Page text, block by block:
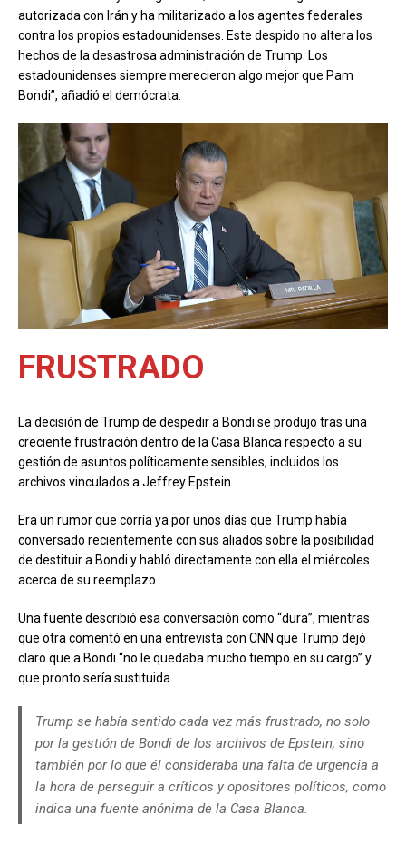
autorizada con Irán y ha militarizado a los agentes federales
contra los propios estadounidenses. Este despido no altera los
hechos de la desastrosa administración de Trump. Los
estadounidenses siempre merecieron algo mejor que Pam
Bondi”, añadió el demócrata.
FRUSTRADO
La decisión de Trump de despedir a Bondi se produjo tras una
creciente frustración dentro de la Casa Blanca respecto a su
gestión de asuntos políticamente sensibles, incluidos los
archivos vinculados a Jeffrey Epstein.
Era un rumor que corría ya por unos días que Trump había
conversado recientemente con sus aliados sobre la posibilidad
de destituir a Bondi y habló directamente con ella el miércoles
acerca de su reemplazo.
Una fuente describió esa conversación como “dura”, mientras
que otra comentó en una entrevista con CNN que Trump dejó
claro que a Bondi “no le quedaba mucho tiempo en su cargo” y
que pronto sería sustituida.
Trump se había sentido cada vez más frustrado, no solo
por la gestión de Bondi de los archivos de Epstein, sino
también por lo que él consideraba una falta de urgencia a
la hora de perseguir a críticos y opositores políticos, como
indica una fuente anónima de la Casa Blanca.